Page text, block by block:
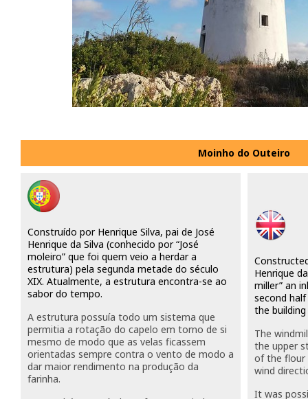
Moinho do Outeiro
Construído por Henrique Silva, pai de José
Henrique da Silva (conhecido por “José
moleiro” que foi quem veio a herdar a
estrutura) pela segunda metade do século
XIX. Atualmente, a estrutura encontra-se ao
sabor do tempo.
A estrutura possuía todo um sistema que
permitia a rotação do capelo em torno de si
mesmo de modo que as velas ficassem
orientadas sempre contra o vento de modo a
dar maior rendimento na produção da
farinha.
Henrique
miller” an
second
the
The
the upper
of the flour
wind
It was